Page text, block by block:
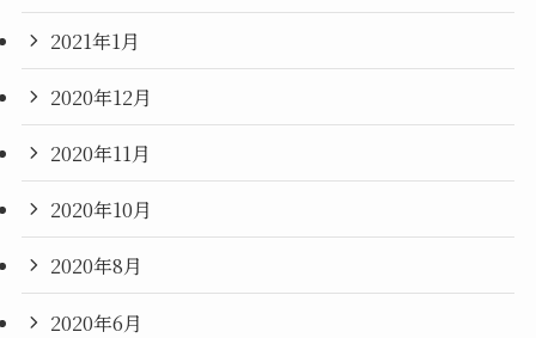
2021年1月
2020年12月
2020年11月
2020年10月
2020年8月
2020年6月